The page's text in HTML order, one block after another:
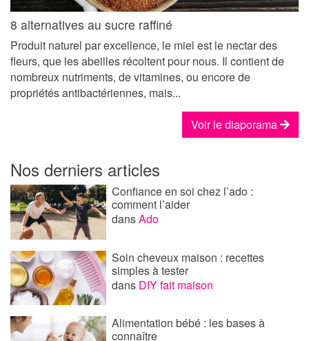
8 alternatives au sucre raffiné
Produit naturel par excellence, le miel est le nectar des
fleurs, que les abeilles récoltent pour nous. Il contient de
nombreux nutriments, de vitamines, ou encore de
propriétés antibactériennes, mais...
Voir le diaporama
Nos derniers articles
Confiance en soi chez l’ado :
comment l’aider
dansAdo
Soin cheveux maison : recettes
simples à tester
dans DIY fait maison
Alimentation bébé : les bases à
connaître